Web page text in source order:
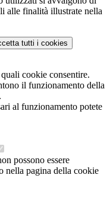
alle finalità illustrate nella
tutti i cookies
cookie consentire.
il funzionamento della
al funzionamento potete
possono essere
nella pagina della cookie